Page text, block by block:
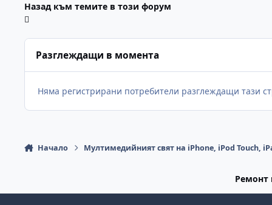
Назад към темите в този форум
Разглеждащи в момента
Няма регистрирани потребители разглеждащи тази
Начало Мултимедийният свят на iPhone, iPod Touch,
Ремонт